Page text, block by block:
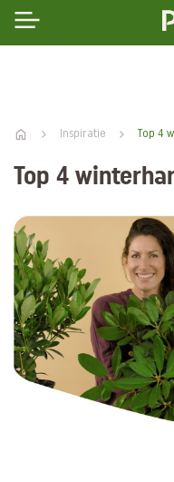
Inspiratie Top 4
Top 4